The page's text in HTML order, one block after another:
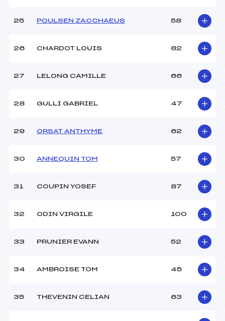
25 POULSEN ZACCHAEUS 58
26 CHARDOT LOUIS 82
27 LELONG CAMILLE 66
28 GULLI GABRIEL 47
29 ORSAT ANTHYME 62
30 ANNEQUIN TOM 57
31 COUPIN YOSEF 87
32 ODIN VIRGILE 100
33 PRUNIER EVANN 52
34 AMBROISE TOM 45
35 THEVENIN CELIAN 63